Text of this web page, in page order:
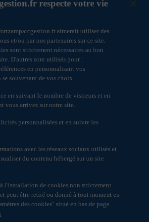
de la navigation.
utiliser les services d’une société
son audience. Cette société définit
pour effectuer ce service.
également utiliser un réseau tiers
de la publicité. Aucun service
utilisé par le site
de Cookies utilisés sur le site
n’ont pas pour objet
connectées.
de ces Cookies qu’à des fins de
n’ont pour objet d’exploiter
au site
nécessaires ou facilitant la
ligne : Il s’agit des Cookies utiles au
Podcast
non conforme
respecte votre vie
aimerait utiliser des
et/ou par nos partenaires sur ce site.
sont strictement nécessaires au bon
D'autres sont utilisés pour :
en personnalisant vos
souvenant de vos choix.
en suivant le nombre de visiteurs et en
vous arrivez sur notre site.
personnalisées et en suivre les
avec les réseaux sociaux utilisés et
du contenu hébergé sur un site
l'installation de cookies non strictement
peut être retiré ou donné à tout moment en
des cookies" situé en bas de page.